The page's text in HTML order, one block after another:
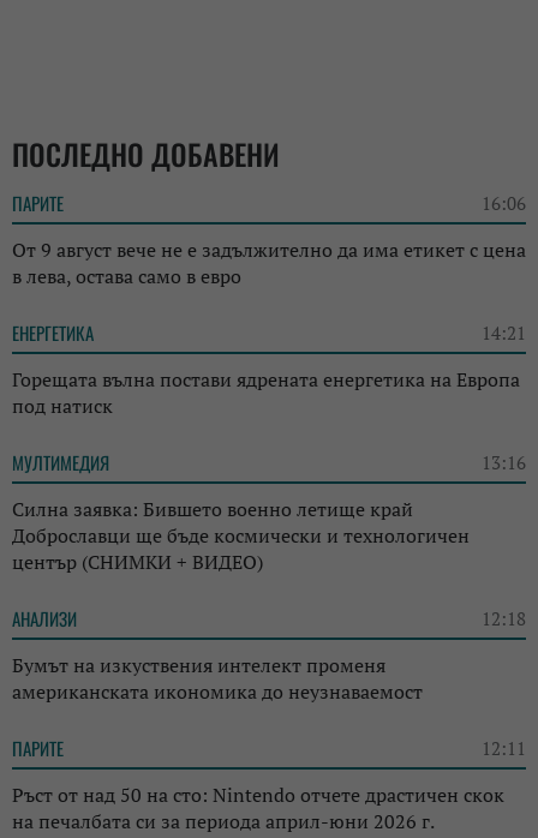
ПОСЛЕДНО ДОБАВЕНИ
ПАРИТЕ 16:06
От 9 август вече не е задължително да има етикет с цена
в лева, остава само в евро
ЕНЕРГЕТИКА 14:21
Горещата вълна постави ядрената енергетика на Европа
под натиск
МУЛТИМЕДИЯ 13:16
Силна заявка: Бившето военно летище край
Доброславци ще бъде космически и технологичен
център (СНИМКИ + ВИДЕО)
АНАЛИЗИ 12:18
Бумът на изкуствения интелект променя
американската икономика до неузнаваемост
ПАРИТЕ 12:11
Ръст от над 50 на сто: Nintendo отчете драстичен скок
на печалбата си за периода април-юни 2026 г.